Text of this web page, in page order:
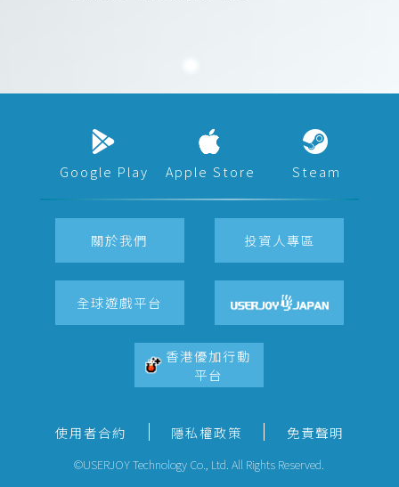
Google Play Apple Store Steam
關於我們 投資人專區
全球遊戲平台
香港優加行動
平台
使用者合約 隱私權政策 免責聲明
©USERJOY Technology Co., Ltd. All Rights Reserved.